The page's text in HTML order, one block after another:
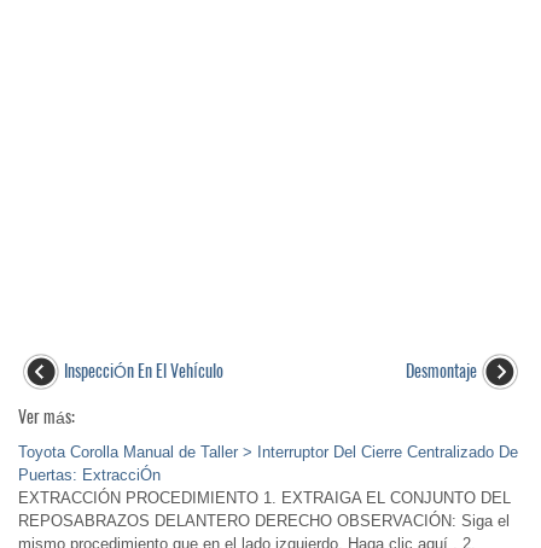
InspecciÓn En El VehÍculo
Desmontaje
Ver más:
Toyota Corolla Manual de Taller > Interruptor Del Cierre Centralizado De
Puertas: ExtracciÓn
EXTRACCIÓN PROCEDIMIENTO 1. EXTRAIGA EL CONJUNTO DEL
REPOSABRAZOS DELANTERO DERECHO OBSERVACIÓN: Siga el
mismo procedimiento que en el lado izquierdo. Haga clic aquí . 2.